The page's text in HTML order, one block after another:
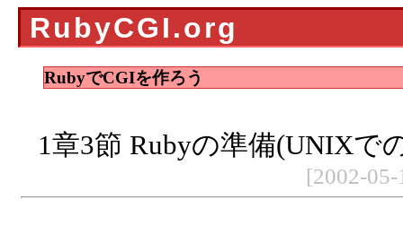
RubyCGI.org
RubyでCGIを作ろう
1章3節 Rubyの準備(UNIXで
[2002-